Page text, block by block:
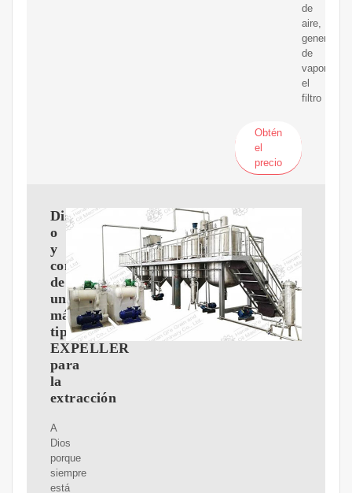
de
aire,
generador
de
vapor,
el
filtro
Obtén
el
precio
Dise?
o
y
construcción
de
una
máquina
tipo
EXPELLER
para
la
extracción
A
Dios
porque
siempre
está